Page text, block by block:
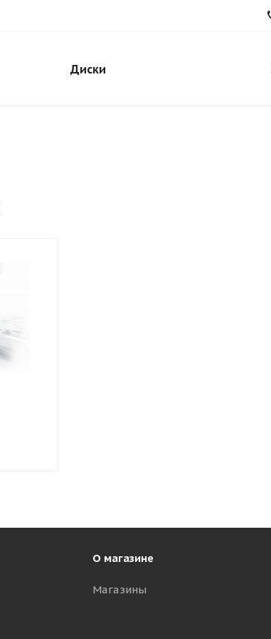
Диски
О магазине
Магазины